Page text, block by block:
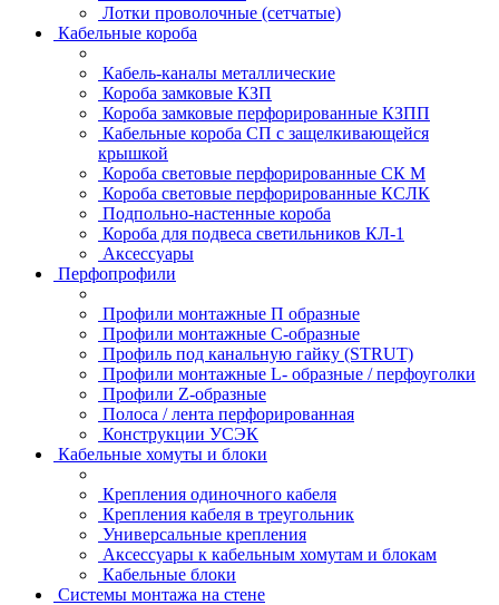
Лотки проволочные (сетчатые)
Кабельные короба
Кабель-каналы металлические
Короба замковые КЗП
Короба замковые перфорированные КЗПП
Кабельные короба СП с защелкивающейся
крышкой
Короба световые перфорированные СК М
Короба световые перфорированные КСЛК
Подпольно-настенные короба
Короба для подвеса светильников КЛ-1
Аксессуары
Перфопрофили
Профили монтажные П образные
Профили монтажные C-образные
Профиль под канальную гайку (STRUT)
Профили монтажные L- образные / перфоуголки
Профили Z-образные
Полоса / лента перфорированная
Конструкции УСЭК
Кабельные хомуты и блоки
Крепления одиночного кабеля
Крепления кабеля в треугольник
Универсальные крепления
Аксессуары к кабельным хомутам и блокам
Кабельные блоки
Системы монтажа на стене